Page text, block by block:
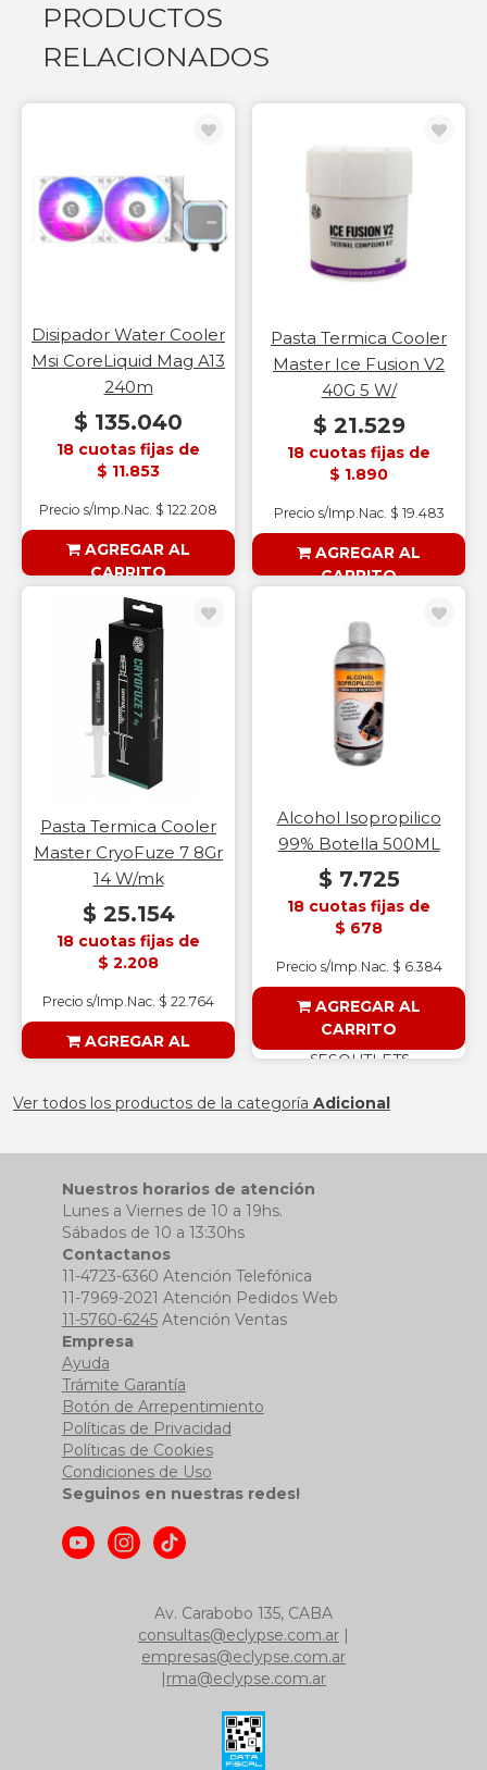
PRODUCTOS
RELACIONADOS
Disipador Water Cooler
Msi CoreLiquid Mag A13
240m
$ 135.040
18 cuotas fijas de
$ 11.853
Precio s/Imp.Nac. $ 122.208
AGREGAR AL
CARRITO
§ESOUTLET§
Pasta Termica Cooler
Master Ice Fusion V2
40G 5 W/
$ 21.529
18 cuotas fijas de
$ 1.890
Precio s/Imp.Nac. $ 19.483
AGREGAR AL
CARRITO
Pasta Termica Cooler
Master CryoFuze 7 8Gr
14 W/mk
$ 25.154
18 cuotas fijas de
$ 2.208
Precio s/Imp.Nac. $ 22.764
AGREGAR AL
CARRITO
§ESOUTLET§
Alcohol Isopropilico
99% Botella 500ML
$ 7.725
18 cuotas fijas de
$ 678
Precio s/Imp.Nac. $ 6.384
AGREGAR AL
CARRITO
§ESOUTLET§
Ver todos los productos de la categoría Adicional
Nuestros horarios de atención
Lunes a Viernes de 10 a 19hs.
Sábados de 10 a 13:30hs
Contactanos
11-4723-6360 Atención Telefónica
11-7969-2021 Atención Pedidos Web
11-5760-6245Atención Ventas
Empresa
Ayuda
Trámite Garantía
Botón de Arrepentimiento
Políticas de Privacidad
Políticas de Cookies
Condiciones de Uso
Seguinos en nuestras redes!
Av. Carabobo 135, CABA
consultas@eclypse.com.ar |
empresas@eclypse.com.ar
|rma@eclypse.com.ar